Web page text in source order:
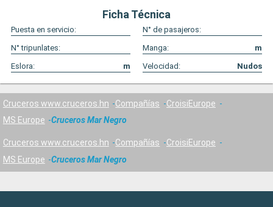
Ficha Técnica
Puesta en servicio:
N° de pasajeros:
N° tripunlates:
Manga:
m
Eslora:
m Velocidad: Nudos
Cruceros www.cruceros.hn Compañías
CroisiEurope
MS Europe
Cruceros Mar Negro
Cruceros www.cruceros.hn Compañías
CroisiEurope
MS Europe
Cruceros Mar Negro